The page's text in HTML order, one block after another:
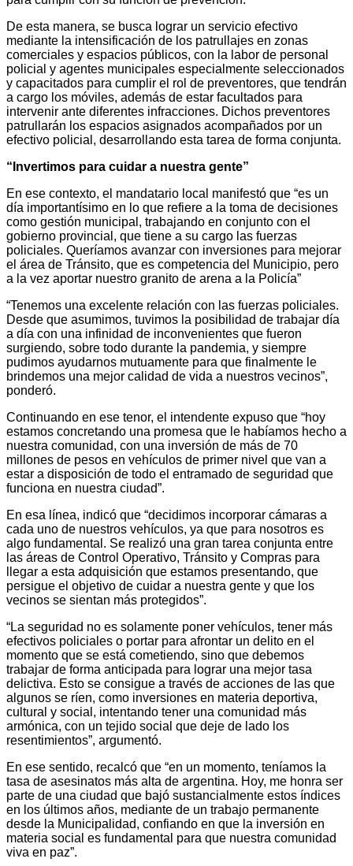
De esta manera, se busca lograr un servicio efectivo
mediante la intensificación de los patrullajes en zonas
comerciales y espacios públicos, con la labor de personal
policial y agentes municipales especialmente seleccionados
y capacitados para cumplir el rol de preventores, que tendrán
a cargo los móviles, además de estar facultados para
intervenir ante diferentes infracciones. Dichos preventores
patrullarán los espacios asignados acompañados por un
efectivo policial, desarrollando esta tarea de forma conjunta.
“Invertimos para cuidar a nuestra gente”
En ese contexto, el mandatario local manifestó que “es un
día importantísimo en lo que refiere a la toma de decisiones
como gestión municipal, trabajando en conjunto con el
gobierno provincial, que tiene a su cargo las fuerzas
policiales. Queríamos avanzar con inversiones para mejorar
el área de Tránsito, que es competencia del Municipio, pero
a la vez aportar nuestro granito de arena a la Policía”
“Tenemos una excelente relación con las fuerzas policiales.
Desde que asumimos, tuvimos la posibilidad de trabajar día
a día con una infinidad de inconvenientes que fueron
surgiendo, sobre todo durante la pandemia, y siempre
pudimos ayudarnos mutuamente para que finalmente le
brindemos una mejor calidad de vida a nuestros vecinos”,
ponderó.
Continuando en ese tenor, el intendente expuso que “hoy
estamos concretando una promesa que le habíamos hecho a
nuestra comunidad, con una inversión de más de 70
millones de pesos en vehículos de primer nivel que van a
estar a disposición de todo el entramado de seguridad que
funciona en nuestra ciudad”.
En esa línea, indicó que “decidimos incorporar cámaras a
cada uno de nuestros vehículos, ya que para nosotros es
algo fundamental. Se realizó una gran tarea conjunta entre
las áreas de Control Operativo, Tránsito y Compras para
llegar a esta adquisición que estamos presentando, que
persigue el objetivo de cuidar a nuestra gente y que los
vecinos se sientan más protegidos”.
“La seguridad no es solamente poner vehículos, tener más
efectivos policiales o portar para afrontar un delito en el
momento que se está cometiendo, sino que debemos
trabajar de forma anticipada para lograr una mejor tasa
delictiva. Esto se consigue a través de acciones de las que
algunos se ríen, como inversiones en materia deportiva,
cultural y social, intentando tener una comunidad más
armónica, con un tejido social que deje de lado los
resentimientos”, argumentó.
En ese sentido, recalcó que “en un momento, teníamos la
tasa de asesinatos más alta de argentina. Hoy, me honra ser
parte de una ciudad que bajó sustancialmente estos índices
en los últimos años, mediante de un trabajo permanente
desde la Municipalidad, confiando en que la inversión en
materia social es fundamental para que nuestra comunidad
viva en paz”.